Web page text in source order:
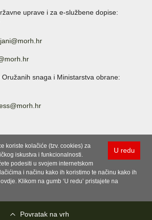
uprave i za e-službene dopise:
snaga i Ministarstva obrane:
U redu
koriste kolačiće (tzv. cookies) za
iskustva i funkcionalnosti.
podesiti u svojem internetskom
i načinu kako ih koristimo te načinu kako ih
Klikom na gumb ‘U redu’ pristajete na
Povratak na vrh